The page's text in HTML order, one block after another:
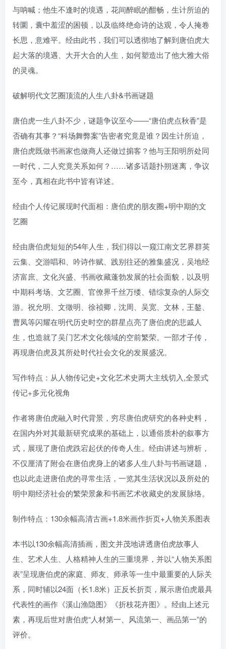
与呐喊；他生不逢时的境遇，花间醉眠的酣畅，生计所迫的
转圜，囊中羞涩的困顿，以及临终绝命诗的达观，令人掩卷
长思，意难平。经由此书，我们可以透彻地了解到唐伯虎大
起大落的境遇、大开大合的人生，如何塑造出了他大雅大俗
的灵魂。
破解明代文艺圈顶流的人生八卦&书画谜题
唐伯虎一生八卦不少，谜题争议至今——“唐伯虎点秋香”是
否确有其事？“科场舞弊案”告密者究竟是谁？因生计所迫，
唐伯虎既做书画家也做商人还做过掮客？他与王阳明所处同
一时代，二人究竟关系如何？……诸多话题扑朔迷离，争议
至今，真相在此书中皆有详述。
经由个人传记展现时代面相：唐伯虎的朋友圈+明中期的文
艺圈
经由唐伯虎短短的54年人生，我们得以一窥江南文艺界群英
云集、交游唱和、吟诗作赋、践别往还的雅集盛况，吴地经
济富庶、文化兴盛、书画收藏蓬勃发展的社会面貌，以及明
中期科考场、文艺圈、官僚界千丝万缕、错综复杂的人际交
游。祝允明、文徵明、徐祯卿，沈周、吴宽、文林，王鏊、
曹凤等闪耀在明代历史时空的群星点亮了唐伯虎的悲戚人
生，也造就了吴门艺术文化领域的空前繁荣。一部才子传，
再现唐伯虎及其所处时代社会文化的发展盛况。
写作特点：从人物传记史+文化艺术史两大主线切入,全景式
传记+多元化视角
作者将唐伯虎融入时代背景，穷尽唐伯虎研究的各种史料，
在国内外对其最新研究成果的基础上，以通俗质朴的叙事方
式，展现了唐伯虎跌宕起伏的传奇人生。经由讲述与辨析，
不仅厘清了附会在唐伯虎身上的诸多人生八卦与书画谜题，
也以此走进唐伯虎的寻常生活，一览其生活状况以及所处的
明中期经济社会的繁荣景象和书画艺术收藏史的发展脉络。
制作特点：130余幅高清古画+1.8米画作折页+人物关系图表
本书以130余幅高清插画，图文并茂地讲透唐伯虎故事人
生、艺术人生、人格精神人生的三重境界，并以“人物关系图
表”呈现唐伯虎的家庭、师友、师承等一生中最重要的人际关
系，同时辅以24面（长1.8米）正反长折页，展示唐伯虎最具
代表性的画作《溪山渔隐图》《折枝花卉图》。经由上述元
素，再现后世对唐伯虎“人材第一、风流第一、画品第一”的
评价。